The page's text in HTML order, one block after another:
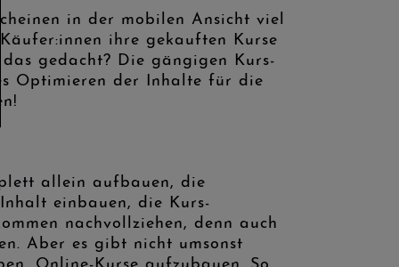
in der mobilen Ansicht viel
ihre gekauften Kurse
gedacht? Die gängigen Kurs-
Optimieren der Inhalte für die
allein aufbauen, die
einbauen, die Kurs-
nachvollziehen, denn auch
Aber es gibt nicht umsonst